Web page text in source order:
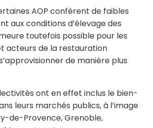
AOP confèrent de faibles
aux conditions d’élevage des
toutefois possible pour les
acteurs de la restauration
de manière plus
ont en effet inclus le bien-
leurs marchés publics, à l’image
de-Provence, Grenoble,